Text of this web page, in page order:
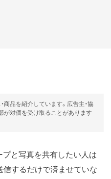
商品を紹介しています。広告主・協
が対価を受け取ることがあります
プと写真を共有したい人は
信するだけで済ませていな